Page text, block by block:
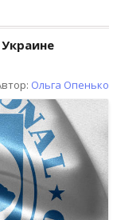
Ольга Опенько